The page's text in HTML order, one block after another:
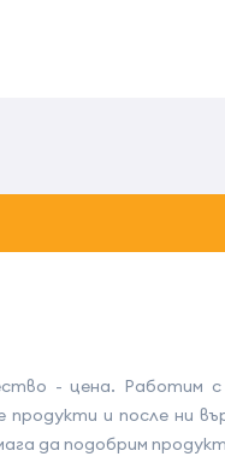
- цена. Работим
и после ни
да подобрим